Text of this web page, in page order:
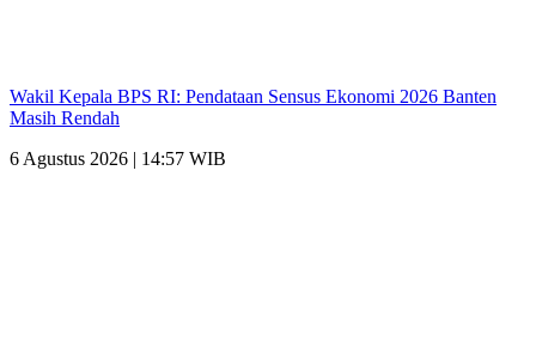
Wakil Kepala BPS RI: Pendataan Sensus Ekonomi 2026 Banten
Masih Rendah
6 Agustus 2026 | 14:57 WIB